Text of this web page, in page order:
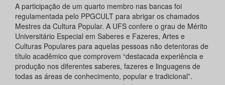
A participação de um quarto membro nas bancas foi
regulamentada pelo PPGCULT para abrigar os chamados
Mestres da Cultura Popular. A UFS confere o grau de Mérito
Universitário Especial em Saberes e Fazeres, Artes e
Culturas Populares para aquelas pessoas não detentoras de
título acadêmico que comprovem “destacada experiência e
produção nos diferentes saberes, fazeres e linguagens de
todas as áreas de conhecimento, popular e tradicional”.